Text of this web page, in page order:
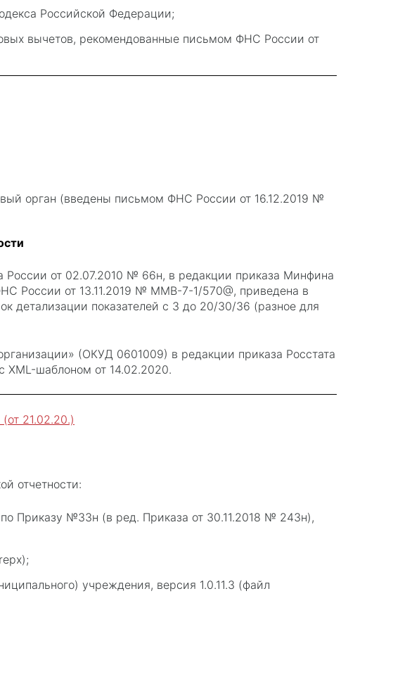
Российской Федерации;
вычетов, рекомендованные письмом ФНС России от
орган (введены письмом ФНС России от 16.12.2019 №
России от 02.07.2010 № 66н, в редакции приказа Минфина
России от 13.11.2019 № ММВ-7-1/570@, приведена в
детализации показателей с 3 до 20/30/36 (разное для
(ОКУД 0601009) в редакции приказа Росстата
XML-шаблоном от 14.02.2020.
21.02.20.)
отчетности:
Приказу №33н (в ред. Приказа от 30.11.2018 № 243н),
учреждения, версия 1.0.11.3 (файл